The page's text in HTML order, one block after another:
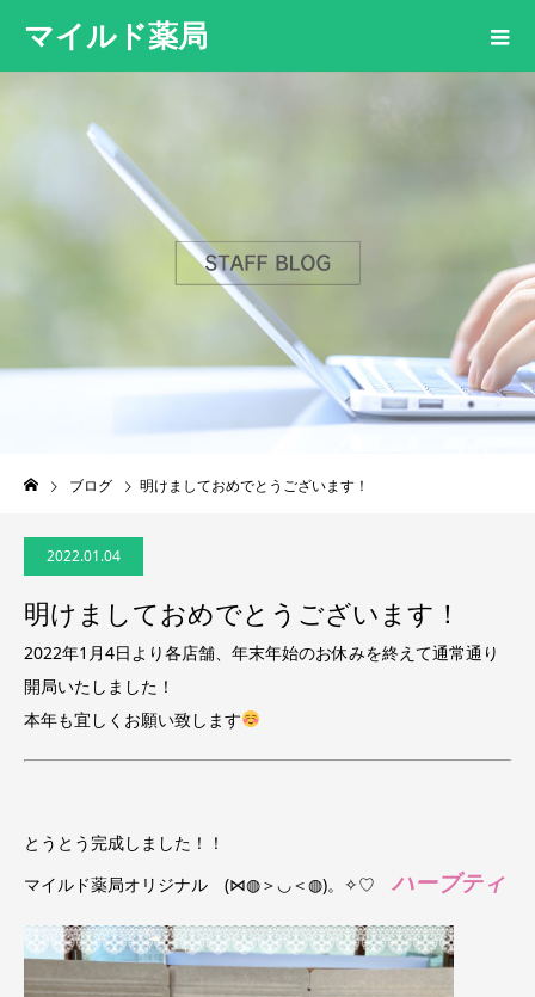
マイルド薬局
ブログ 明けましておめでとうございます！
2022.01.04
明けましておめでとうございます！
2022年1月4日より各店舗、年末年始のお休みを終えて通常通り
開局いたしました！
本年も宜しくお願い致します
とうとう完成しました！！
マイルド薬局オリジナル (⋈◍＞◡＜◍)。✧♡ ハーブティ